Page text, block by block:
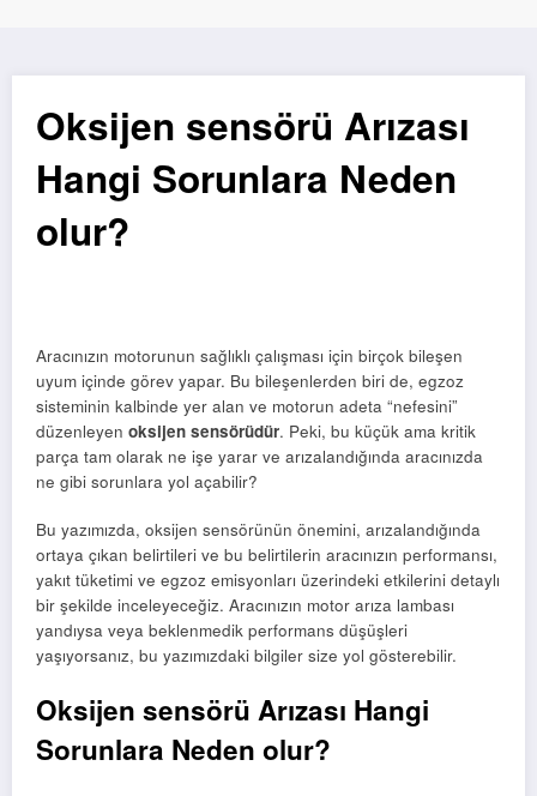
Oksijen sensörü Arızası
Hangi Sorunlara Neden
olur?
Aracınızın motorunun sağlıklı çalışması için birçok bileşen
uyum içinde görev yapar. Bu bileşenlerden biri de, egzoz
sisteminin kalbinde yer alan ve motorun adeta “nefesini”
düzenleyen oksijen sensörüdür. Peki, bu küçük ama kritik
parça tam olarak ne işe yarar ve arızalandığında aracınızda
ne gibi sorunlara yol açabilir?
Bu yazımızda, oksijen sensörünün önemini, arızalandığında
ortaya çıkan belirtileri ve bu belirtilerin aracınızın performansı,
yakıt tüketimi ve egzoz emisyonları üzerindeki etkilerini detaylı
bir şekilde inceleyeceğiz. Aracınızın motor arıza lambası
yandıysa veya beklenmedik performans düşüşleri
yaşıyorsanız, bu yazımızdaki bilgiler size yol gösterebilir.
Oksijen sensörü Arızası Hangi
Sorunlara Neden olur?